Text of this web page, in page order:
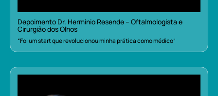
Depoimento Dr. Herminio Resende – Oftalmologista e
Cirurgião dos Olhos
“Foi um start que revolucionou minha prática como médico”